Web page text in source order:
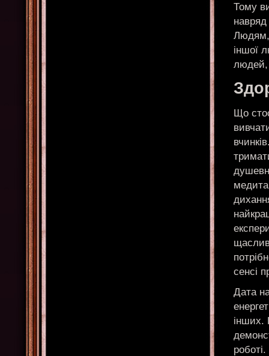
Тому
Людям,
іншої
людей,
Що
сенсі
Дата
інших.